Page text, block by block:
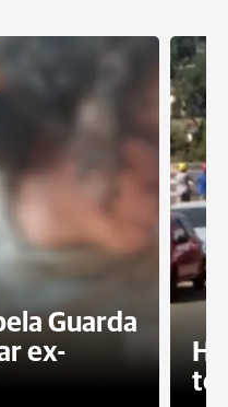
Guarda
ex-